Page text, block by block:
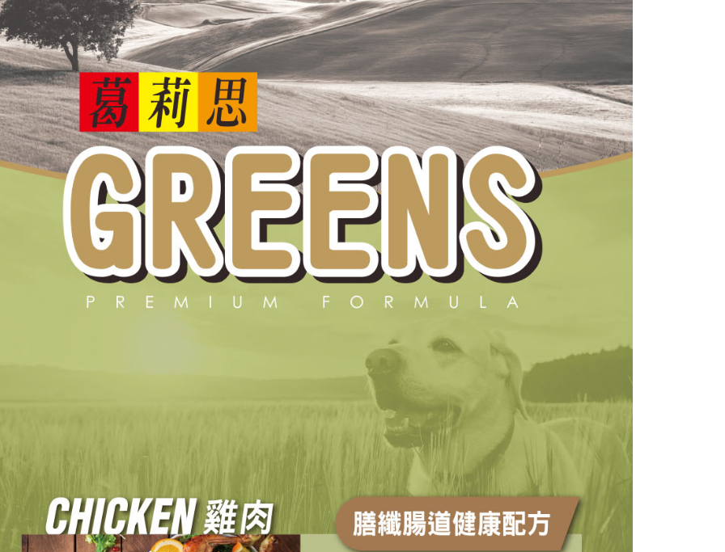
【注意事項】
１．透過由恩沛科技股份有限公司提供之「AFTEE先享後付」服務完成之
交易，需依本服務之必要範圍內提供個人資料，並將交易相關給付款項請
求債權轉讓予恩沛科技股份有限公司。
２．關於個人資料處理事宜，請瀏覽以下網址：
https://aftee.tw/terms/#terms3
３．未成年的使用者請事先徵得法定代理人或監護人之同意方可使用
「AFTEE先享後付」，若未經同意申辦者引起之損失，本公司不負相關責
任。
４．使用「AFTEE先享後付」時，將依據個別帳號之用戶狀況，依本公司
即時審查核予不同之上限額度；若仍有額度不足之情形，本公司將視審查
結果請求用戶進行身份認證。
５．嚴禁一人註冊多個帳號或使用他人資訊註冊。若發現惡意使用之情
形，恩沛科技股份有限公司將有權停止該用戶之使用額度並採取法律行